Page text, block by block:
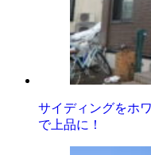
サイディングをホ
で上品に！